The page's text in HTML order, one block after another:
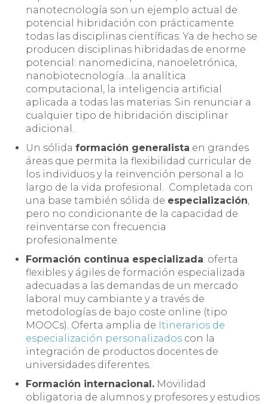
nanotecnología son un ejemplo actual de
potencial hibridación con prácticamente
todas las disciplinas científicas. Ya de hecho se
producen disciplinas hibridadas de enorme
potencial: nanomedicina, nanoeletrónica,
nanobiotecnología…la analítica
computacional, la inteligencia artificial
aplicada a todas las materias. Sin renunciar a
cualquier tipo de hibridación disciplinar
adicional.
Un sólidaformación generalista en grandes
áreas que permita la flexibilidad curricular de
los individuos y la reinvención personal a lo
largo de la vida profesional. Completada con
una base también sólida de especialización,
pero no condicionante de la capacidad de
reinventarse con frecuencia
profesionalmente.
Formación continua especializada: oferta
flexibles y ágiles de formación especializada
adecuadas a las demandas de un mercado
laboral muy cambiante y a través de
metodologías de bajo coste online (tipo
MOOCs). Oferta amplia de Itinerarios de
especialización personalizados con la
integración de productos docentes de
universidades diferentes.
Formación internacional. Movilidad
obligatoria de alumnos y profesores y estudios